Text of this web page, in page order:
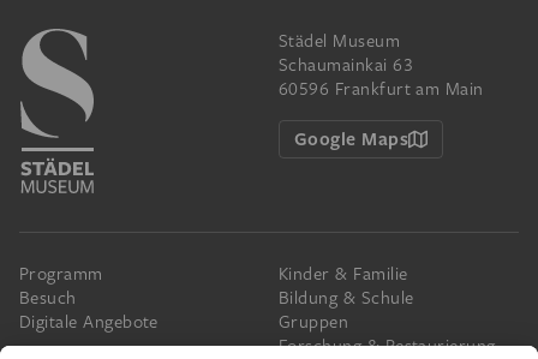
Städel Museum
Schaumainkai 63
60596 Frankfurt am Main
Google Maps
Programm
Besuch
Digitale Angebote
Kinder & Familie
Bildung & Schule
Gruppen
Forschung & Restaurierung